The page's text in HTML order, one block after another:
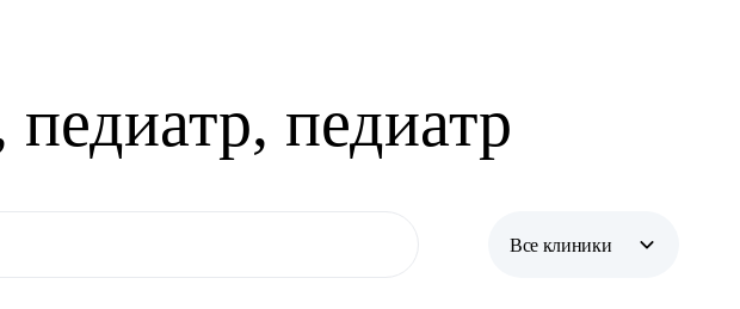
педиатр
Все клиники